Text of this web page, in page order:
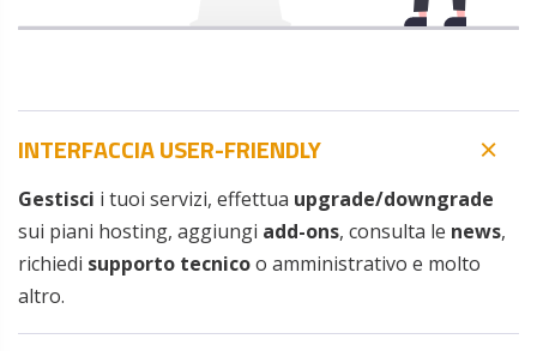
INTERFACCIA USER-FRIENDLY
Gestisci i tuoi servizi, effettua upgrade/downgrade
sui piani hosting, aggiungi add-ons, consulta le news,
richiedi supporto tecnicoo amministrativo e molto
altro.